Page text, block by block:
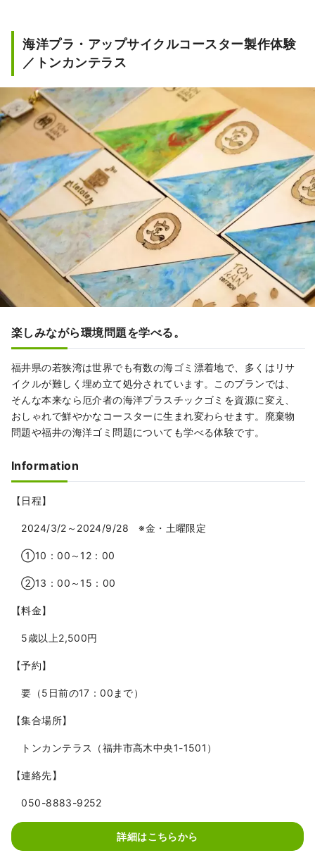
海洋プラ・アップサイクルコースター製作体験
／トンカンテラス
楽しみながら環境問題を学べる。
福井県の若狭湾は世界でも有数の海ゴミ漂着地で、多くはリサ
イクルが難しく埋め立て処分されています。このプランでは、
そんな本来なら厄介者の海洋プラスチックゴミを資源に変え、
おしゃれで鮮やかなコースターに生まれ変わらせます。廃棄物
問題や福井の海洋ゴミ問題についても学べる体験です。
Information
【日程】
2024/3/2～2024/9/28 ※金・土曜限定
①10：00～12：00
②13：00～15：00
【料金】
5歳以上2,500円
【予約】
要（5日前の17：00まで）
【集合場所】
トンカンテラス（福井市高木中央1-1501）
【連絡先】
050-8883-9252
詳細はこちらから